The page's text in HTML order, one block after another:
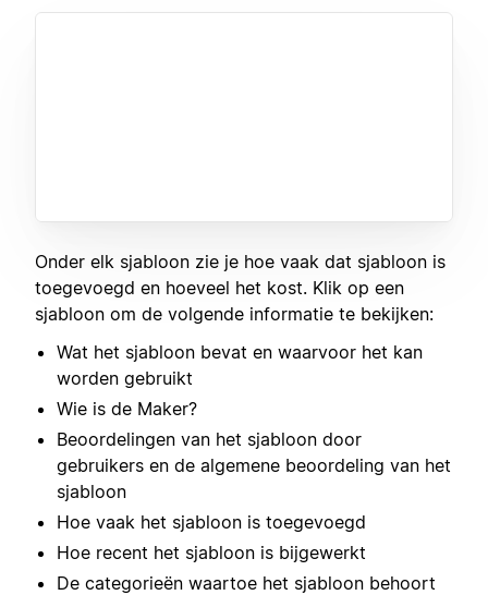
Onder elk sjabloon zie je hoe vaak dat sjabloon is
toegevoegd en hoeveel het kost. Klik op een
sjabloon om de volgende informatie te bekijken:
Wat het sjabloon bevat en waarvoor het kan
worden gebruikt
Wie is de Maker?
Beoordelingen van het sjabloon door
gebruikers en de algemene beoordeling van het
sjabloon
Hoe vaak het sjabloon is toegevoegd
Hoe recent het sjabloon is bijgewerkt
De categorieën waartoe het sjabloon behoort